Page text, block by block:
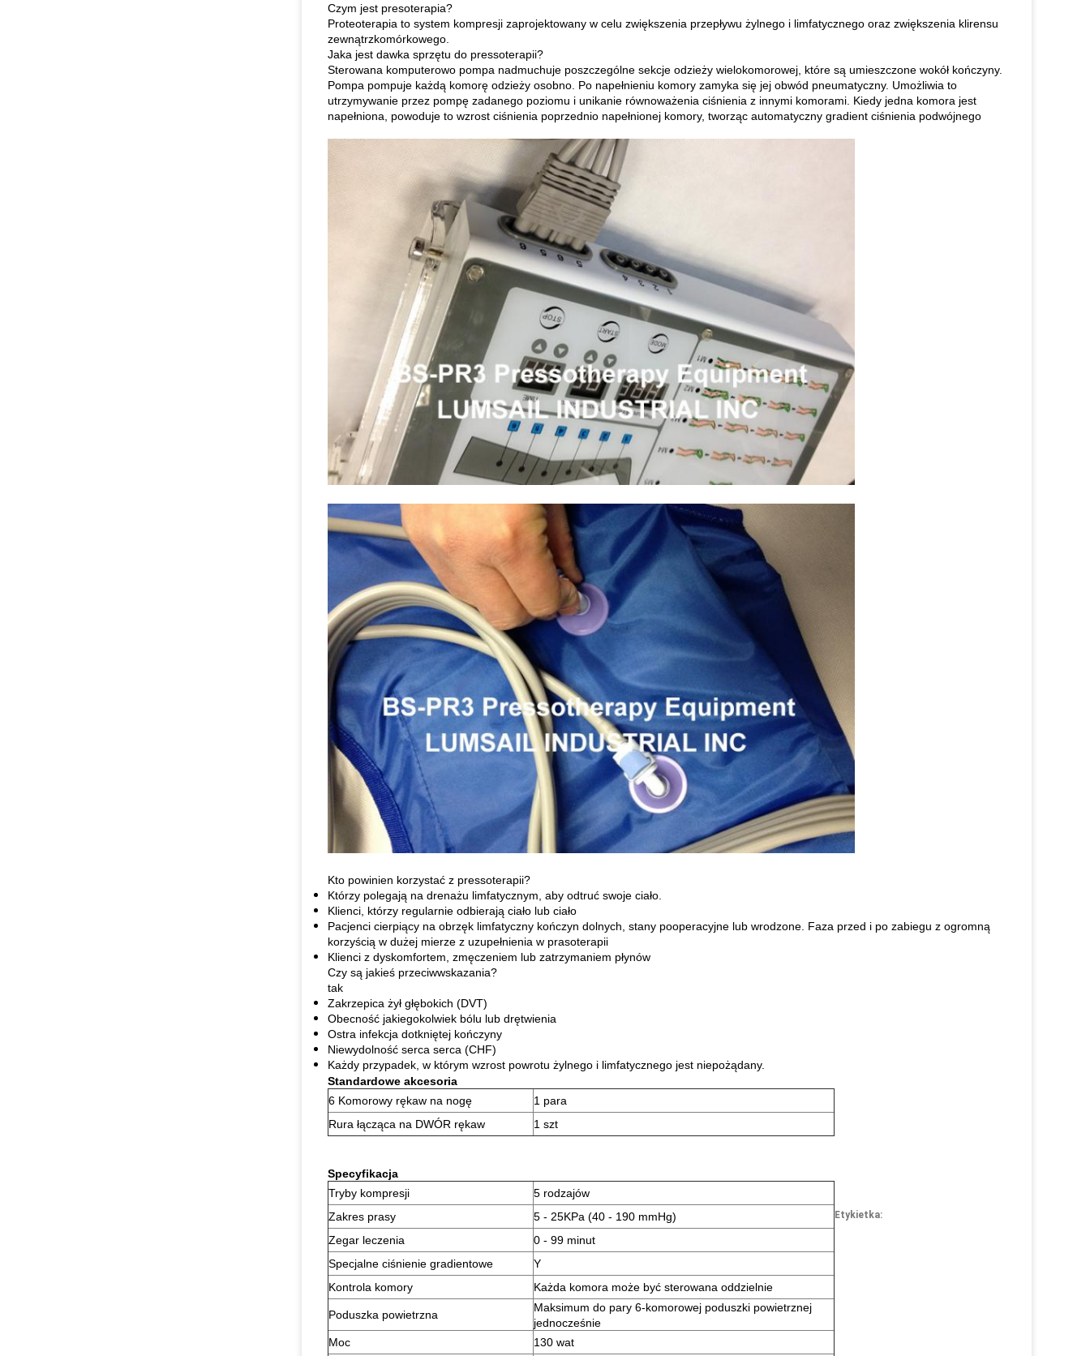
Czym jest presoterapia?
Proteoterapia to system kompresji zaprojektowany w celu zwiększenia przepływu żylnego i limfatycznego oraz zwiększenia klirensu
zewnątrzkomórkowego.
Jaka jest dawka sprzętu do pressoterapii?
Sterowana komputerowo pompa nadmuchuje poszczególne sekcje odzieży wielokomorowej, które są umieszczone wokół kończyny.
Pompa pompuje każdą komorę odzieży osobno. Po napełnieniu komory zamyka się jej obwód pneumatyczny. Umożliwia to
utrzymywanie przez pompę zadanego poziomu i unikanie równoważenia ciśnienia z innymi komorami. Kiedy jedna komora jest
napełniona, powoduje to wzrost ciśnienia poprzednio napełnionej komory, tworząc automatyczny gradient ciśnienia podwójnego
Kto powinien korzystać z pressoterapii?
Którzy polegają na drenażu limfatycznym, aby odtruć swoje ciało.
Klienci, którzy regularnie odbierają ciało lub ciało
Pacjenci cierpiący na obrzęk limfatyczny kończyn dolnych, stany pooperacyjne lub wrodzone. Faza przed i po zabiegu z ogromną
korzyścią w dużej mierze z uzupełnienia w prasoterapii
Klienci z dyskomfortem, zmęczeniem lub zatrzymaniem płynów
Czy są jakieś przeciwwskazania?
tak
Zakrzepica żył głębokich (DVT)
Obecność jakiegokolwiek bólu lub drętwienia
Ostra infekcja dotkniętej kończyny
Niewydolność serca serca (CHF)
Każdy przypadek, w którym wzrost powrotu żylnego i limfatycznego jest niepożądany.
Standardowe akcesoria
6 Komorowy rękaw na nogę
1 para
Rura łącząca na DWÓR rękaw
1 szt
Specyfikacja
Tryby kompresji
5 rodzajów
Zakres prasy
5 - 25KPa (40 - 190 mmHg)
Zegar leczenia
0 - 99 minut
Specjalne ciśnienie gradientowe
Y
Kontrola komory
Każda komora może być sterowana oddzielnie
Poduszka powietrzna
Maksimum do pary 6-komorowej poduszki powietrznej
jednocześnie
Moc
130 wat
Etykietka: